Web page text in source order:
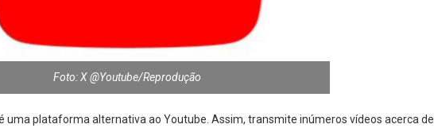
Foto: X @Youtube/Reprodução
uma plataforma alternativa ao Youtube. Assim, transmite inúmeros vídeos acerca de